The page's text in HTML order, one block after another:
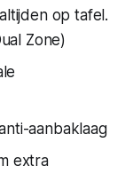
op tafel.
Zone)
aanbaklaag
extra